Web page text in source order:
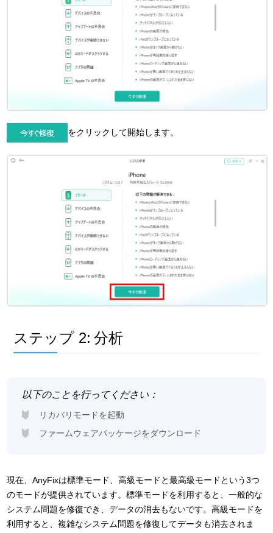
をクリックして開始します。
ステップ 2: 分析
以下のことを行ってください：
リカバリモードを起動
ファームウェアパッケージをダウンロード
現在、AnyFixは標準モード、高級モードと最高級モードという3つ
のモードが提供されています。標準モードを利用すると、一般的な
システム問題を修復でき、データの消去もないです。高級モードを
利用すると、複雑なシステム問題を修復してデータも消去されま